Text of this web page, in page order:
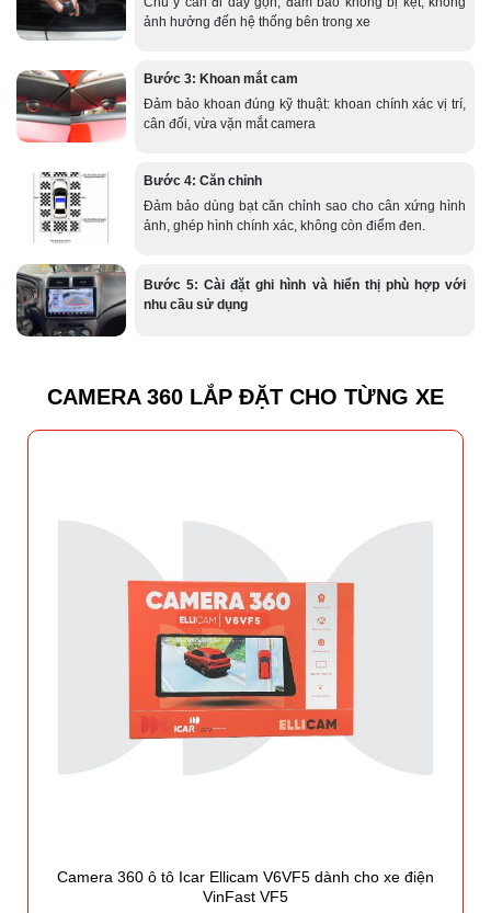
ảnh hưởng đến hệ thống bên trong xe
Bước 3: Khoan mắt cam
Đảm bảo khoan đúng kỹ thuật: khoan chính xác vị trí,
cân đối, vừa vặn mắt camera
Bước 4: Căn chỉnh
Đảm bảo dùng bạt căn chỉnh sao cho cân xứng hình
ảnh, ghép hình chính xác, không còn điểm đen.
Bước 5: Cài đặt ghi hình và hiển thị phù hợp với
nhu cầu sử dụng
CAMERA 360 LẮP ĐẶT CHO TỪNG XE
Camera 360 ô tô Icar Ellicam V6VF5 dành cho xe điện
VinFast VF5